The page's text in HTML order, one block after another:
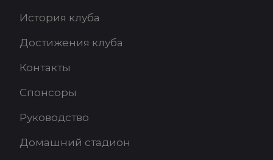
История клуба
Достижения клуба
Контакты
Спонсоры
Руководство
Домашний стадион